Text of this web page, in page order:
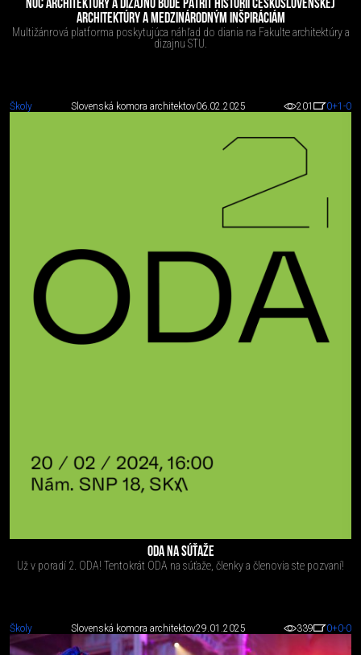
NOC ARCHITEKTÚRY A DIZAJNU BUDE PATRIŤ HISTÓRII ČESKOSLOVENSKEJ
ARCHITEKTÚRY A MEDZINÁRODNÝM INŠPIRÁCIÁM
Multižánrová platforma poskytujúca náhľad do diania na Fakulte architektúry a
dizajnu STU.
Školy Slovenská komora architektov06.02.2025 201 0+1 -0
ODA NA SÚŤAŽE
Už v poradí 2. ODA! Tentokrát ODA na súťaže, členky a členovia ste pozvaní!
Školy Slovenská komora architektov29.01.2025 339 0+0-0